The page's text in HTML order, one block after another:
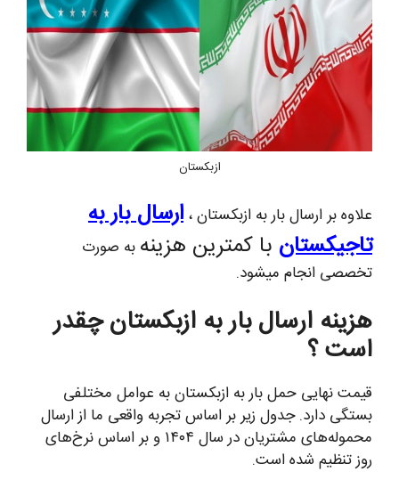
ازبکستان
علاوه بر ارسال بار به ازبکستان ، ارسال بار به
تاجیکستان با کمترین هزینه به صورت
تخصصی انجام میشود.
هزینه ارسال بار به ازبکستان چقدر
است ؟
قیمت نهایی حمل بار به ازبکستان به عوامل مختلفی
بستگی دارد. جدول زیر بر اساس تجربه واقعی ما از ارسال
محموله‌های مشتریان در سال ۱۴۰۴ و بر اساس نرخ‌های
روز تنظیم شده است.